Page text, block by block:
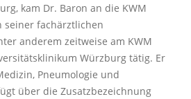
kam Dr. Baron an die KWM
seiner fachärztlichen
anderem zeitweise am KWM
Würzburg tätig. Er
Pneumologie und
über die Zusatzbezeichnung